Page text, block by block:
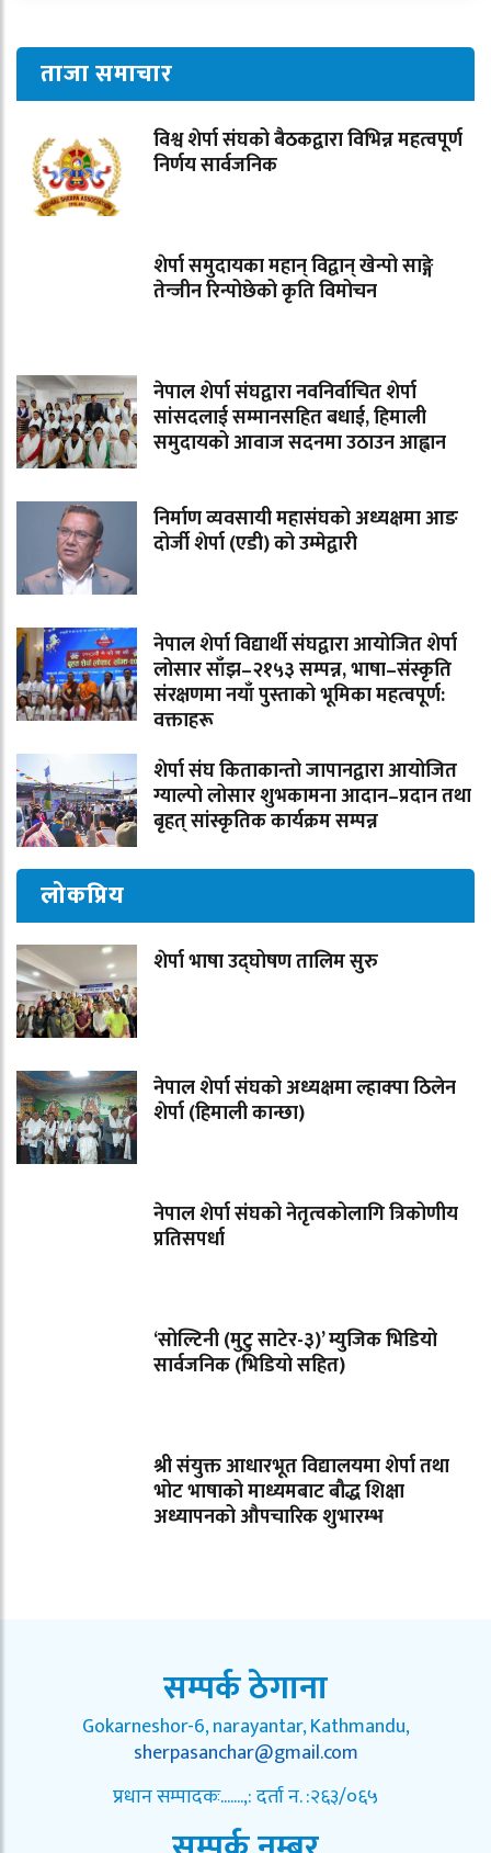
ताजा समाचार
विश्व शेर्पा संघको बैठकद्वारा विभिन्न महत्वपूर्ण
निर्णय सार्वजनिक
शेर्पा समुदायका महान् विद्वान् खेन्पो साङ्गे
तेन्जीन रिन्पोछेको कृति विमोचन
नेपाल शेर्पा संघद्वारा नवनिर्वाचित शेर्पा
सांसदलाई सम्मानसहित बधाई, हिमाली
समुदायको आवाज सदनमा उठाउन आह्वान
निर्माण व्यवसायी महासंघको अध्यक्षमा आङ
दोर्जी शेर्पा (एडी) को उम्मेद्वारी
नेपाल शेर्पा विद्यार्थी संघद्वारा आयोजित शेर्पा
लोसार साँझ–२१५३ सम्पन्न, भाषा–संस्कृति
संरक्षणमा नयाँ पुस्ताको भूमिका महत्वपूर्ण:
वक्ताहरू
शेर्पा संघ किताकान्तो जापानद्वारा आयोजित
ग्याल्पो लोसार शुभकामना आदान–प्रदान तथा
बृहत् सांस्कृतिक कार्यक्रम सम्पन्न
लोकप्रिय
शेर्पा भाषा उद्घोषण तालिम सुरु
नेपाल शेर्पा संघको अध्यक्षमा ल्हाक्पा ठिलेन
शेर्पा (हिमाली कान्छा)
नेपाल शेर्पा संघको नेतृत्वकोलागि त्रिकोणीय
प्रतिसपर्धा
‘सोल्टिनी (मुटु साटेर-३)’ म्युजिक भिडियो
सार्वजनिक (भिडियो सहित)
श्री संयुक्त आधारभूत विद्यालयमा शेर्पा तथा
भोट भाषाको माध्यमबाट बौद्ध शिक्षा
अध्यापनको औपचारिक शुभारम्भ
सम्पर्क ठेगाना
Gokarneshor-6, narayantar, Kathmandu,
sherpasanchar@gmail.com
प्रधान सम्पादकः.......,: दर्ता न. :२६३/०६५